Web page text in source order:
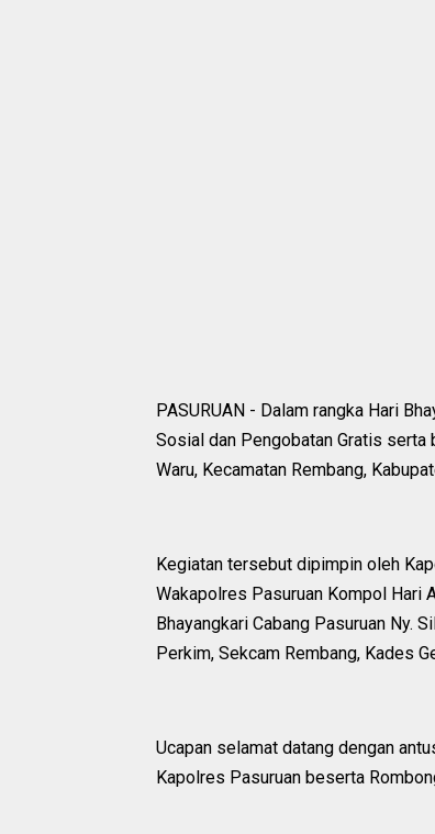
PASURUAN - Dalam rangka Hari
Sosial dan Pengobatan Gratis serta
Waru, Kecamatan Rembang,
Kegiatan tersebut dipimpin oleh
Wakapolres Pasuruan Kompol Hari
Bhayangkari Cabang Pasuruan Ny.
Perkim, Sekcam Rembang, Kades
Ucapan selamat datang dengan
Kapolres Pasuruan beserta